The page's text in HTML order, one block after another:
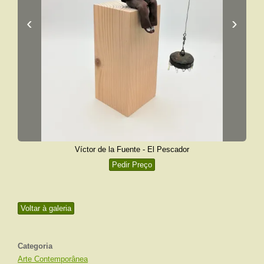
Voltar à galeria
Categoria
Arte Contemporânea
‹ ›
Víctor de la Fuente - El Pescador
Pedir Preço